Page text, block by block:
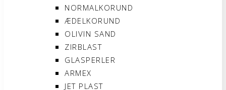
NORMALKORUND
ÆDELKORUND
OLIVIN SAND
ZIRBLAST
GLASPERLER
ARMEX
JET PLAST